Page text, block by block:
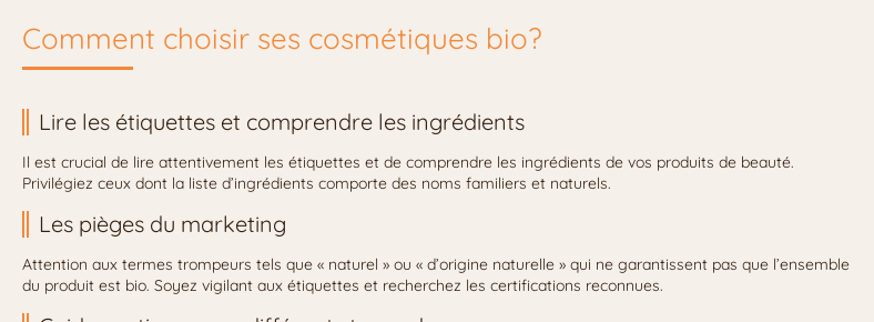
Comment choisir ses cosmétiques bio?
Lire les étiquettes et comprendre les ingrédients
Il est crucial de lire attentivement les étiquettes et de comprendre les ingrédients de vos produits de beauté.
Privilégiez ceux dont la liste d’ingrédients comporte des noms familiers et naturels.
Les pièges du marketing
Attention aux termes trompeurs tels que « naturel » ou « d’origine naturelle » qui ne garantissent pas que l’ensemble
du produit est bio. Soyez vigilant aux étiquettes et recherchez les certifications reconnues.